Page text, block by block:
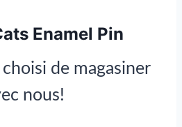
Enamel Pin
choisi de magasiner
nous!